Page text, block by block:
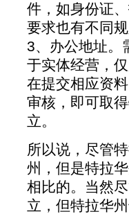
件，如身份证
要求也有不同
3、办公地址。
于实体经营，
在提交相应资
审核，即可取
立。
所以说，尽管
州，但是特拉
相比的。当然
立，但特拉华